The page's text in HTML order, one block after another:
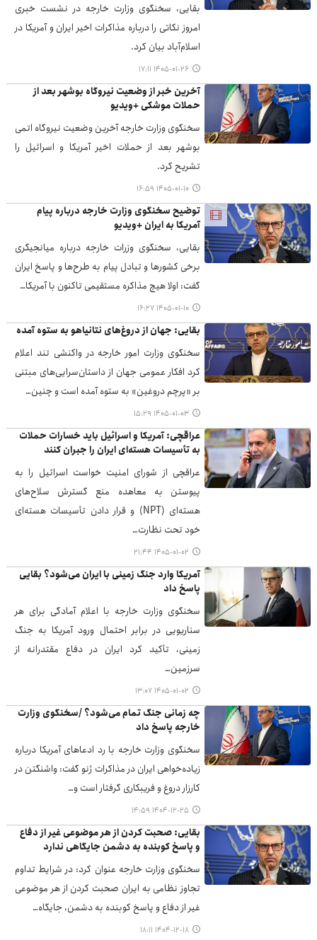
بقایی، سخنگوی وزارت خارجه در نشست خبری
امروز نکاتی را درباره مذاکرات اخیر ایران و آمریکا در
اسلام‌آباد بیان کرد.
۱۴۰۵-۰۱-۲۶ ۱۷:۱۱
آخرین خبر از وضعیت نیروگاه بوشهر بعد از
حملات موشکی +ویدیو
سخنگوی وزارت خارجه آخرین وضعیت نیروگاه اتمی
بوشهر بعد از حملات اخیر آمریکا و اسرائیل را
تشریح کرد.
۱۴۰۵-۰۱-۱۰ ۱۶:۵۹
توضیح سخنگوی وزارت خارجه درباره پیام
آمریکا به ایران +ویدیو
بقایی، سخنگوی وزرات خارجه درباره میانجیگری
برخی کشورها و تبادل پیام به طرح‌ها و پاسخ ایران
گفت: اولا هیچ مذاکره مستقیمی تاکنون با آمریکا…
۱۴۰۵-۰۱-۱۰ ۱۶:۲۷
بقایی: جهان از دروغ‌های نتانیاهو به ستوه آمده
سخنگوی وزارت امور خارجه در واکنشی تند اعلام
کرد افکار عمومی جهان از داستان‌سرایی‌های مبتنی
بر «پرچم دروغین» به ستوه آمده است و چنین…
۱۴۰۵-۰۱-۰۳ ۱۵:۲۹
عراقچی: آمریکا و اسرائیل باید خسارات حملات
به تأسیسات هسته‌ای ایران را جبران کنند
عراقچی از شورای امنیت خواست اسرائیل را به
پیوستن به معاهده منع گسترش سلاح‌های
هسته‌ای (NPT) و قرار دادن تأسیسات هسته‌ای
خود تحت نظارت…
۱۴۰۵-۰۱-۰۲ ۲۱:۴۴
آمریکا وارد جنگ زمینی با ایران می‌شود؟ بقایی
پاسخ داد
سخنگوی وزارت خارجه با اعلام آمادگی برای هر
سناریویی در برابر احتمال ورود آمریکا به جنگ
زمینی، تأکید کرد ایران در دفاع مقتدرانه از
سرزمین…
۱۴۰۵-۰۱-۰۲ ۱۳:۰۷
چه زمانی جنگ تمام می‌شود؟ /سخنگوی وزارت
خارجه پاسخ داد
سخنگوی وزارت خارجه با رد ادعاهای آمریکا درباره
زیاده‌خواهی ایران در مذاکرات ژنو گفت: واشنگتن در
کارزار دروغ و فریبکاری گرفتار است و…
۱۴۰۴-۱۲-۲۵ ۱۴:۵۹
بقایی: صحبت کردن از هر موضوعی غیر از دفاع
و پاسخ کوبنده به دشمن جایگاهی ندارد
سخنگوی وزارت خارجه عنوان کرد: در شرایط تداوم
تجاوز نظامی به ایران صحبت کردن از هر موضوعی
غیر از دفاع و پاسخ کوبنده به دشمن، جایگاه…
۱۴۰۴-۱۲-۱۸ ۱۸:۱۱